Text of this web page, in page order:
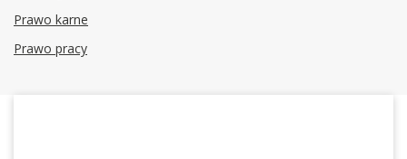
Prawo karne
Prawo pracy